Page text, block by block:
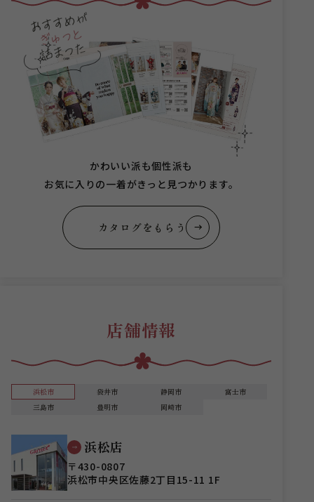
かわいい派も個性派も
お気に入りの一着がきっと見つかります。
カタログをもらう
店舗情報
浜松市 袋井市 静岡市
富士市
三島市
豊明市 岡崎市
浜松店
〒430-0807
浜松市中央区佐藤2丁目15-11 1F